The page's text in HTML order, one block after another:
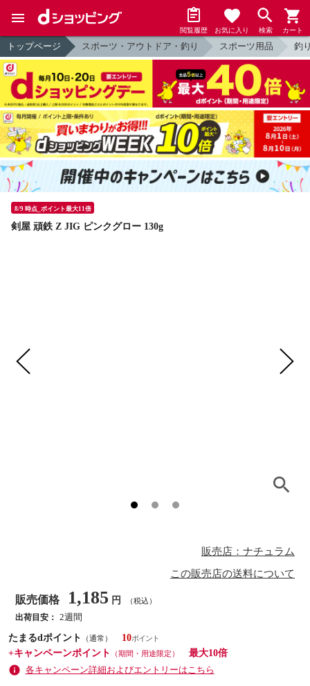
閲覧履歴 お気に入り 検索 カート
トップページ スポーツ・アウトドア・釣り スポーツ用品 釣
8/9 時点_ポイント最大11倍
剣屋 頑鉄 Z JIG ピンクグロー 130g
販売店：ナチュラム
この販売店の送料について
販売価格 1,185 円 （税込）
出荷目安： 2週間
たまるdポイント
（通常）
10
+キャンペーンポイント
（期間・用途限定）
最大10倍
各キャンペーン詳細およびエントリーはこちら